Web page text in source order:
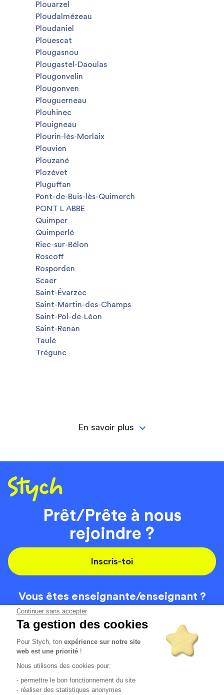
Continuer sans accepter
Ta gestion des cookies
Pour Stych, tonexpérience sur notre site
web est une priorité !
Nous utilisons des cookies pour:
- permettre le bon fonctionnement du site
- réaliser des statistiques anonymes
Plouarzel
Ploudalmézeau
Ploudaniel
Plouescat
Plougasnou
Plougastel-Daoulas
Plougonvelin
Plougonven
Plouguerneau
Plouhinec
Plouigneau
Plourin-lès-Morlaix
Plouvien
Plouzané
Plozévet
Pluguffan
Pont-de-Buis-lès-Quimerch
PONT L ABBE
Quimper
Quimperlé
Riec-sur-Bélon
Roscoff
Rosporden
Scaër
Saint-Évarzec
Saint-Martin-des-Champs
Saint-Pol-de-Léon
Saint-Renan
Taulé
Trégunc
En savoir plus
Prêt/Prête à nous
rejoindre ?
Inscris-toi
Vous êtes enseignante/enseignant ?
On recrute
Code de la route
Localisation
Contact